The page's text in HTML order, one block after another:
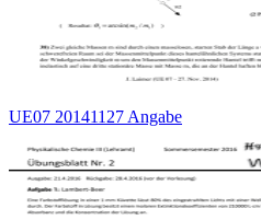
UE07 20141127 Angabe